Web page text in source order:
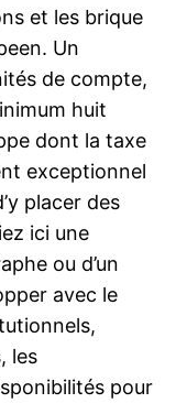
et les brique
Un
de compte,
huit
dont la taxe
exceptionnel
placer des
ici une
ou d’un
avec le
les
pour